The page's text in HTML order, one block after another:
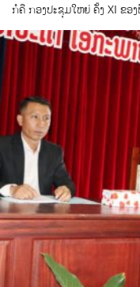
ກໍຄື ກອງປະຊຸມໃຫຍ່ ຄັ້ງ XI ຂອ